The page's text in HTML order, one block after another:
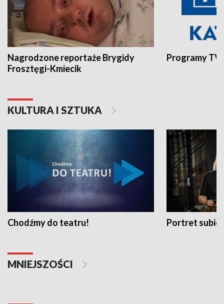
Nagrodzone reportaże Brygidy
Frosztęgi-Kmiecik
Programy
KULTURA I SZTUKA
Chodźmy do teatru! Portret
MNIEJSZOŚCI